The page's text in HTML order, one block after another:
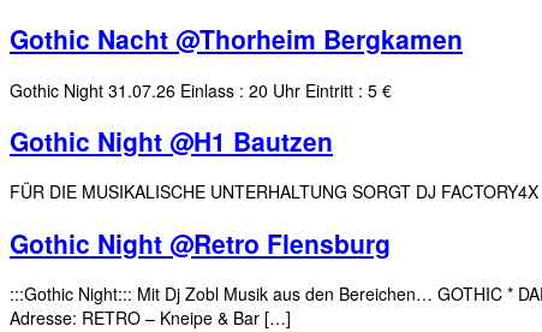
Gothic Nacht @Thorheim Bergkamen
Gothic Night 31.07.26 Einlass : 20 Uhr Eintritt : 5 €
Gothic Night @H1 Bautzen
FÜR DIE MUSIKALISCHE UNTERHALTUNG SORGT DJ
Gothic Night @Retro Flensburg
:::Gothic Night::: Mit Dj Zobl Musik aus den Bereichen… GOTHIC *
Adresse: RETRO – Kneipe & Bar […]